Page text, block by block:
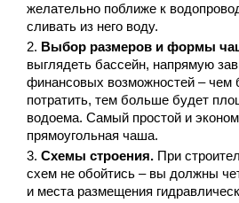
желательно поближе к
сливать из него воду.
Выбор размеров и формы
выглядеть бассейн, напрямую
финансовых возможностей – чем
потратить, тем больше будет
водоема. Самый простой и
прямоугольная чаша.
Схемы строения. При
схем не обойтись – вы должны
и места размещения